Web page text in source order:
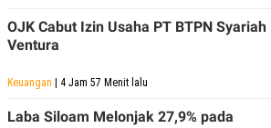
OJK Cabut Izin Usaha PT BTPN Syariah
Ventura
Keuangan | 4 Jam 57 Menit lalu
Laba Siloam Melonjak 27,9% pada